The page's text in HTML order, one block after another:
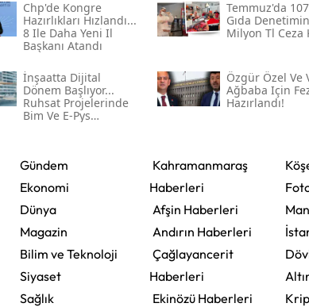
Chp'de Kongre
Hazırlıkları Hızlandı...
8 Ile Daha Yeni Il
Başkanı Atandı
Temmuz'da
Gıda
Milyon Tl Ceza
İnşaatta Dijital
Dönem Başlıyor...
Ruhsat Projelerinde
Bim Ve E-Pys
Özgür Özel Ve
Ağbaba Için
Hazırlandı!
Gündem
Ekonomi
Dünya
Magazin
Bilim ve Teknoloji
Siyaset
Sağlık
Kahramanmaraş
Haberleri
Afşin Haberleri
Andırın Haberleri
Çağlayancerit
Haberleri
Ekinözü Haberleri